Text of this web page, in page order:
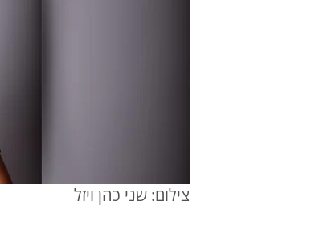
צילום: שני כהן ויזל